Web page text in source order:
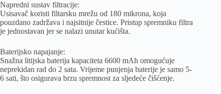
Napredni sustav filtracije:
Usisavač koristi filtarsku mrežu od 180 mikrona, koja
pouzdano zadržava i najsitnije čestice. Pristup spremniku filtra
je jednostavan jer se nalazi unutar kućišta.
Baterijsko napajanje:
Snažna litijska baterija kapaciteta 6600 mAh omogućuje
neprekidan rad do 2 sata. Vrijeme punjenja baterije je samo 5-
6 sati, što osigurava brzu spremnost za sljedeće čišćenje.